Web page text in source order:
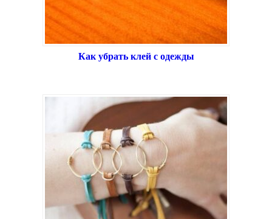
Как убрать клей с одежды